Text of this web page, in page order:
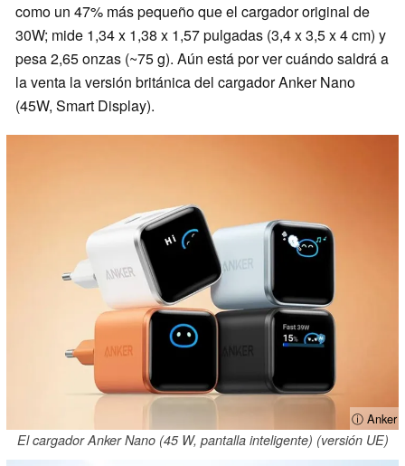
como un 47% más pequeño que el cargador original de
30W; mide 1,34 x 1,38 x 1,57 pulgadas (3,4 x 3,5 x 4 cm) y
pesa 2,65 onzas (~75 g). Aún está por ver cuándo saldrá a
la venta la versión británica del cargador Anker Nano
(45W, Smart Display).
ⓘ Anker
El cargador Anker Nano (45 W, pantalla inteligente) (versión UE)